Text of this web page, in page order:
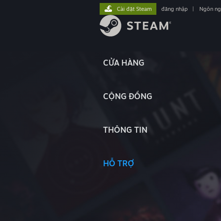
CỬA HÀNG
CỘNG ĐỒNG
THÔNG TIN
HỖ TRỢ
Cài đặt Steam đăng nhập Ngôn